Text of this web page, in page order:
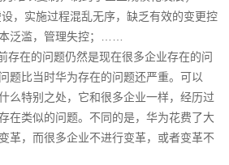
实施过程混乱无序，缺乏有效的变更控
泛滥，管理失控；……
在的问题仍然是现在很多企业存在的问
题比当时华为存在的问题还严重。可以
么特别之处，它和很多企业一样，经历过
在类似的问题。不同的是，华为花费了大
革，而很多企业不进行变革，或者变革不